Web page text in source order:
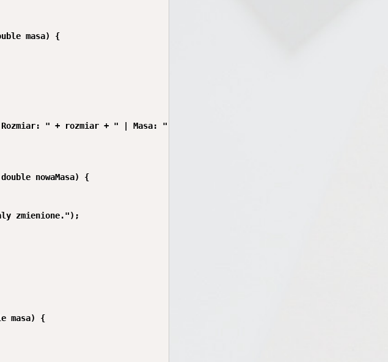
masa) {
" + rozmiar + " | Masa: " + masa + " kg");
nowaMasa) {
zmienione.");
masa) {